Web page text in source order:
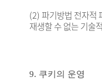
(2) 파기방법 전자적
재생할 수 없는 기술
9. 쿠키의 운영